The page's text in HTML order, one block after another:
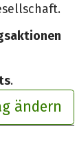
.
ändern